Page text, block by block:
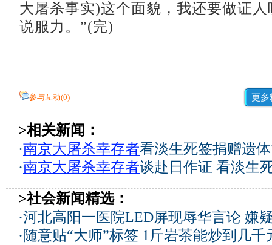
大屠杀事实)这个面貌，我还要做证
说服力。”(完)
参与互动(0) 更多
>相关新闻：
·南京大屠杀幸存者看淡生死签捐赠遗
·南京大屠杀幸存者谈赴日作证 看淡生
>社会新闻精选：
·河北高阳一医院LED屏现辱华言论 嫌
·随意贴“大师”标签 1斤岩茶能炒到几